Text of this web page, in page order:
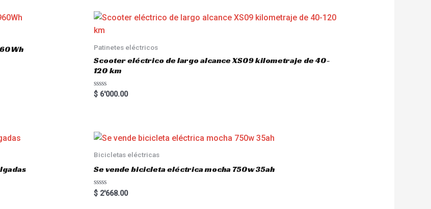
Patinetes eléctricos
Scooter eléctrico de largo alcance XS09 kilometraje de 40-
120 km
R
a
o
u
o
f
5
$ 6'000.00
Bicicletas eléctricas
Se vende bicicleta eléctrica mocha 750w 35ah
R
a
$ 2'668.00